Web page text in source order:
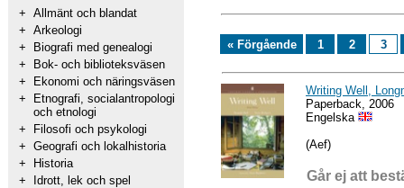
+ Allmänt och blandat
+ Arkeologi
+
Biografi med genealogi
+
Bok- och biblioteksväsen
+
Ekonomi och näringsväsen
+
Etnografi, socialantropologi
och etnologi
+
Filosofi och psykologi
+ Geografi och lokalhistoria
+
Historia
+
Idrott, lek och spel
« Förgående 1 2 3
Writing Well,
Paperback, 2006
Engelska
(Aef)
Går ej att